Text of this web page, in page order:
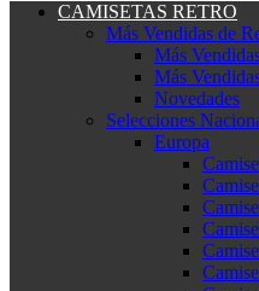
CAMISETAS RETRO
Más Vendidas de
Más
Más
Novedades
Selecciones
Europa